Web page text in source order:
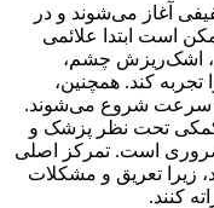
آغاز می‌شوند و در
است ابتدا علائمی
اشک‌ریزش چشم،
کند. همچنین،
سرعت شروع می‌شوند.
کمکی تحت نظر پزشک و
است. تمرکز اصلی
زیرا تعریق و مشکلات
کنند.